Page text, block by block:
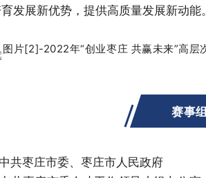
发展新优势，提供高质量发展新动能。
赛事
中共枣庄市委、枣庄市人民政府